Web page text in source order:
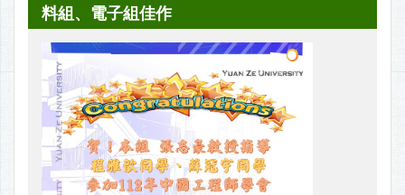
料組、電子組佳作